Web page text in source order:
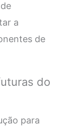
a
de
do
para